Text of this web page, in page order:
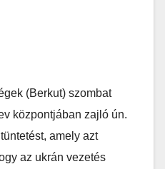
(Berkut) szombat
központjában zajló ún.
amely azt
az ukrán vezetés